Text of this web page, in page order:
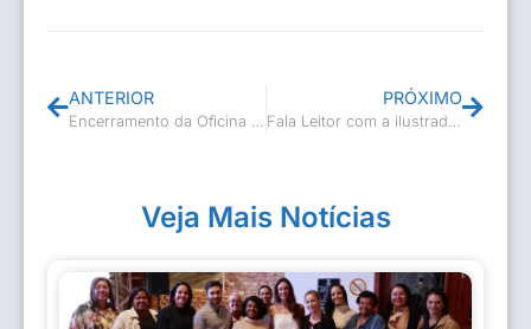
ANTERIOR PRÓXIMO
Veja Mais Notícias